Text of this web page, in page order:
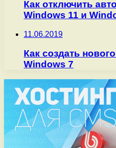
Как отключить
Windows 11 и
11.06.2019
Как создать
Windows 7